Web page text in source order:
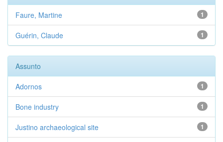
1
Faure, Martine
1
Guérin, Claude
Assunto
1
Adornos
1
Bone industry
1
Justino archaeological site